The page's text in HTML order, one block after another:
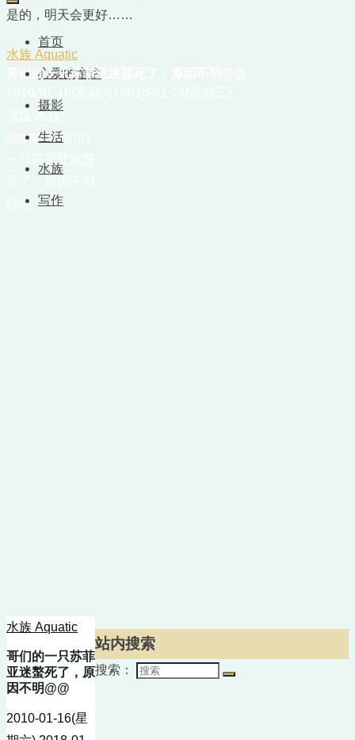
是的，明天会更好……
首页
心爱的童话
摄影
生活
水族
写作
水族 Aquatic
哥们的一只苏菲亚迷螯死了，原因不明@@
水族
Aquatic 哥们的
@@
水族 Aquatic
哥们的一只苏菲
亚迷螯死了，原
因不明@@
2010-01-16(星
站内搜索
搜索：